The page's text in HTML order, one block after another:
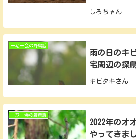
しろちゃん
一期一会の野鳥話
雨の日のキ
宅周辺の探
キビタキさん
一期一会の野鳥話
2022年のオ
やってきま